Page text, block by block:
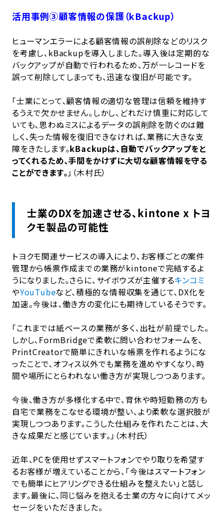
活用事例③顧客情報の保護（kBackup）
ヒューマンエラーによる顧客情報の誤削除などのリスク
を考慮し、kBackupを導入しました。導入後は定期的な
バックアップが自動で行われるため、万が一レコードを
誤って削除してしまっても、迅速な復旧が可能です。
「士業にとって、顧客情報の適切な管理は信頼を維持す
るうえで欠かせません。しかし、どれだけ慎重に対応して
いても、思わぬミスによるデータの誤削除を防ぐのは難
しく、失った情報を復旧できなければ、業務に大きな支
障をきたします。kBackupは、自動でバックアップをと
ってくれるため、手間をかけずに大切な顧客情報を守る
ことができます。」（木村氏）
士業のDXを加速させる、kintone x トヨ
クモ製品の可能性
トヨクモ関連サービスの導入により、お客様ごとの案件
管理から帳票作成までの業務がkintoneで完結するよ
うになりました。さらに、サイボウズが主催するキンコミ
やYouTubeなど、積極的な情報収集を通じて、DX化を
加速。今後は、働き方の変化にも期待しているそうです。
「これまでは紙ベースの業務が多く、出社が前提でした。
しかし、FormBridgeで柔軟に問い合わせフォームを、
PrintCreatorで簡単にきれいな帳票を作れるようにな
ったことで、オフィス以外でも業務を進めやすくなり、時
間や場所にとらわれない働き方が実現しつつあります。
今後、働き方が多様化する中で、育休や時短勤務の方も
自宅で業務をこなせる環境が整い、より柔軟な選択肢が
実現しつつあります。こうした仕組みを作れたことは、大
きな成果だと感じています。」（木村氏）
近年、PCを使用せずスマートフォンでやり取りを希望す
るお客様が増えていることから、「今後はスマートフォン
でも簡単にヒアリングできる仕組みを整えたい」と話し
ます。最後に、同じ悩みを抱える士業の方々に向けてメッ
セージをいただきました。